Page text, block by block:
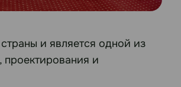
и является одной из
проектирования и